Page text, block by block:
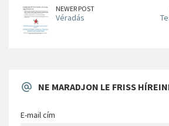
NEWER POST
Véradás
NE MARADJON LE FRISS
E-mail cím